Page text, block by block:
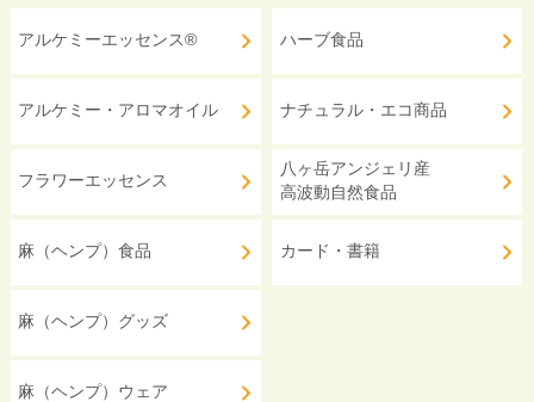
アルケミーエッセンス®
アルケミー・アロマオイル
フラワーエッセンス
麻（ヘンプ）食品
麻（ヘンプ）グッズ
麻（ヘンプ）ウェア
ハーブ食品
ナチュラル・エコ商品
八ヶ岳アンジェリ産
高波動自然食品
カード・書籍